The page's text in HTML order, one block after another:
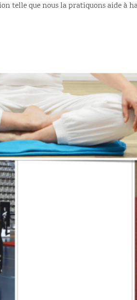
telle que nous la pratiquons aide à